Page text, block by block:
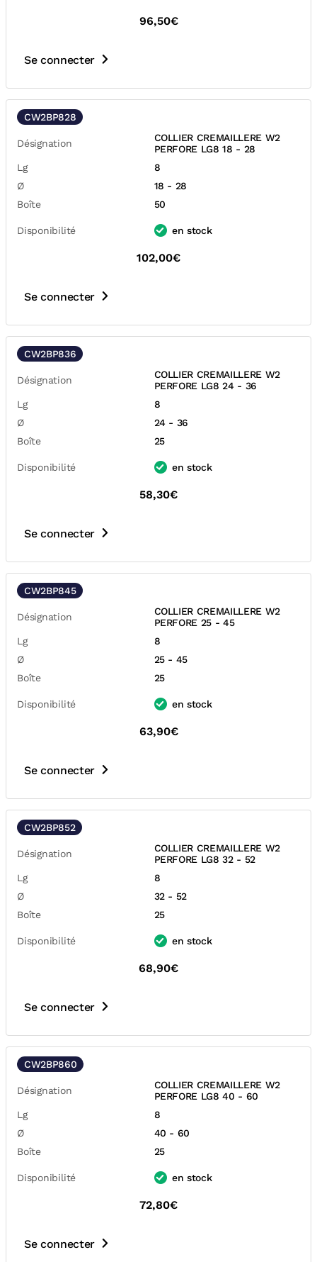
96,50€
Se connecter
CW2BP828
Désignation
COLLIER CREMAILLERE W2
PERFORE LG8 18 - 28
Lg
8
Ø
18 - 28
Boîte
50
Disponibilité en stock
102,00€
Se connecter
CW2BP836
Désignation
COLLIER CREMAILLERE W2
PERFORE LG8 24 - 36
Lg
8
Ø
24 - 36
Boîte
25
Disponibilité en stock
58,30€
Se connecter
CW2BP845
Désignation
COLLIER CREMAILLERE W2
PERFORE 25 - 45
Lg
8
Ø
25 - 45
Boîte
25
Disponibilité en stock
63,90€
Se connecter
CW2BP852
Désignation
COLLIER CREMAILLERE W2
PERFORE LG8 32 - 52
Lg
8
Ø
32 - 52
Boîte
25
Disponibilité en stock
68,90€
Se connecter
CW2BP860
Désignation
COLLIER CREMAILLERE W2
PERFORE LG8 40 - 60
Lg
8
Ø
40 - 60
Boîte
25
Disponibilité en stock
72,80€
Se connecter